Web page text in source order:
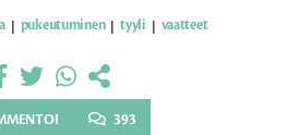
pukeutuminen tyyli vaatteet
393